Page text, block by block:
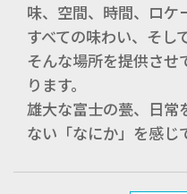
味、空間、時間、ロ
すべての味わい、そし
そんな場所を提供させ
ります。
雄大な富士の甍、日常
ない「なにか」を感